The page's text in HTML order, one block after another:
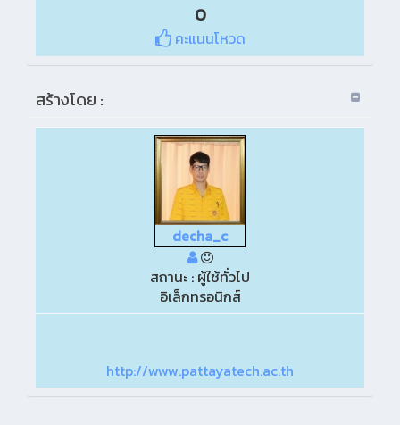
0
คะแนนโหวด
สร้างโดย :
decha_c
สถานะ : ผู้ใช้ทั่วไป
อิเล็กทรอนิกส์
http://www.pattayatech.ac.th